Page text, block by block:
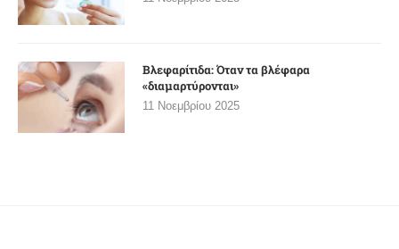
Βλεφαρίτιδα: Όταν τα βλέφαρα
«διαμαρτύρονται»
11 Νοεμβρίου 2025